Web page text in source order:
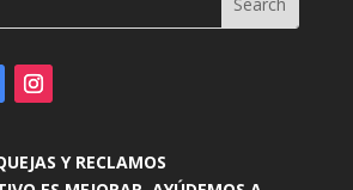
Y RECLAMOS